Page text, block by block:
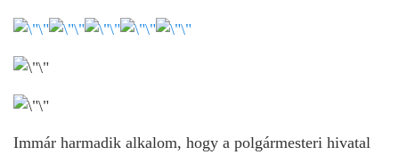
Immár harmadik alkalom, hogy a polgármesteri hivatal